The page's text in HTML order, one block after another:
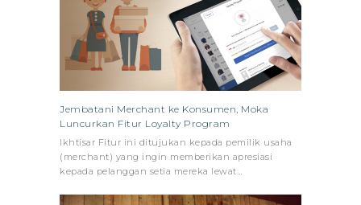
Jembatani Merchant ke Konsumen, Moka
Luncurkan Fitur Loyalty Program
Ikhtisar Fitur ini ditujukan kepada pemilik usaha
(merchant) yang ingin memberikan apresiasi
kepada pelanggan setia mereka lewat…